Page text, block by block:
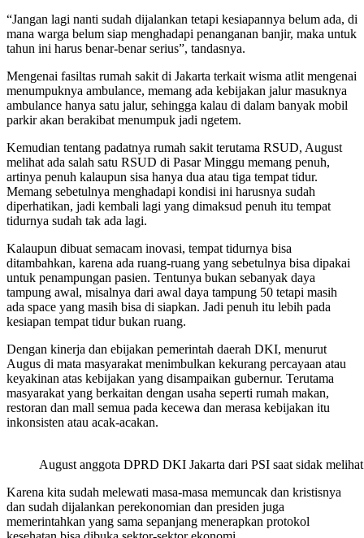
“Jangan lagi nanti sudah dijalankan tetapi kesiapannya belum ada, di
mana warga belum siap menghadapi penanganan banjir, maka untuk
tahun ini harus benar-benar serius”, tandasnya.
Mengenai fasiltas rumah sakit di Jakarta terkait wisma atlit mengenai
menumpuknya ambulance, memang ada kebijakan jalur masuknya
ambulance hanya satu jalur, sehingga kalau di dalam banyak mobil
parkir akan berakibat menumpuk jadi ngetem.
Kemudian tentang padatnya rumah sakit terutama RSUD, August
melihat ada salah satu RSUD di Pasar Minggu memang penuh,
artinya penuh kalaupun sisa hanya dua atau tiga tempat tidur.
Memang sebetulnya menghadapi kondisi ini harusnya sudah
diperhatikan, jadi kembali lagi yang dimaksud penuh itu tempat
tidurnya sudah tak ada lagi.
Kalaupun dibuat semacam inovasi, tempat tidurnya bisa
ditambahkan, karena ada ruang-ruang yang sebetulnya bisa dipakai
untuk penampungan pasien. Tentunya bukan sebanyak daya
tampung awal, misalnya dari awal daya tampung 50 tetapi masih
ada space yang masih bisa di siapkan. Jadi penuh itu lebih pada
kesiapan tempat tidur bukan ruang.
Dengan kinerja dan ebijakan pemerintah daerah DKI, menurut
Augus di mata masyarakat menimbulkan kekurang percayaan atau
keyakinan atas kebijakan yang disampaikan gubernur. Terutama
masyarakat yang berkaitan dengan usaha seperti rumah makan,
restoran dan mall semua pada kecewa dan merasa kebijakan itu
inkonsisten atau acak-acakan.
August anggota DPRD DKI Jakarta dari PSI saat sidak
Karena kita sudah melewati masa-masa memuncak dan kristisnya
dan sudah dijalankan perekonomian dan presiden juga
memerintahkan yang sama sepanjang menerapkan protokol